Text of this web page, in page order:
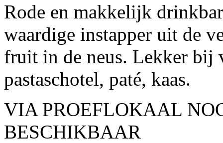
Rode en makkelijk
waardige instapper uit de
fruit in de neus. Lekker bij
pastaschotel, paté, kaas.
VIA PROEFLOKAAL
BESCHIKBAAR